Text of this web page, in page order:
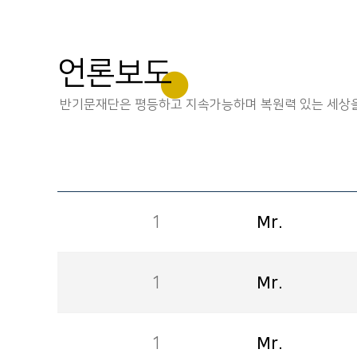
언론보도
반기문재단은 평등하고 지속가능하며 복원력 있는 세상
1 Mr.
1 Mr.
1 Mr.